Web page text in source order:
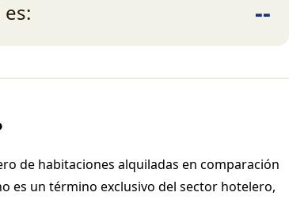
ventaja competitiva. --
de habitaciones alquiladas en comparación
es un término exclusivo del sector hotelero,